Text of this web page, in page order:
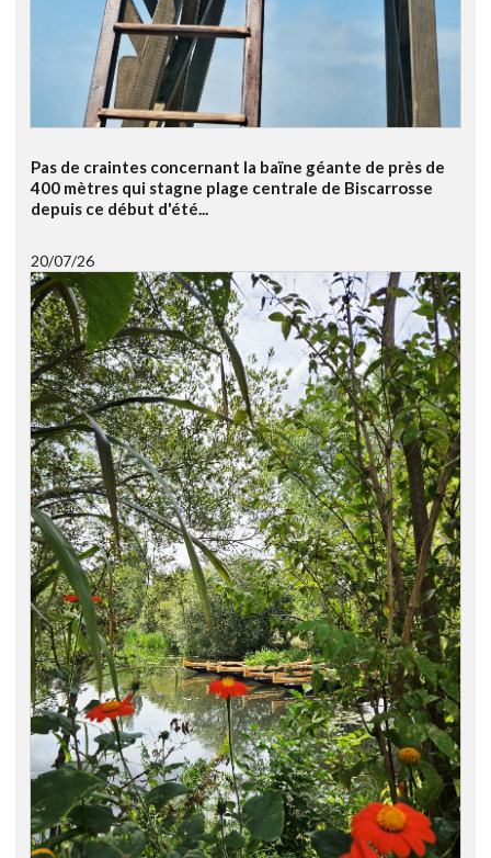
Pas de craintes concernant la baïne géante de près de
400 mètres qui stagne plage centrale de Biscarrosse
depuis ce début d'été...
20/07/26